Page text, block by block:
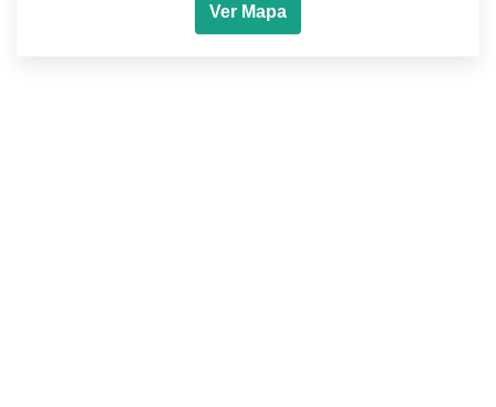
Ver Mapa